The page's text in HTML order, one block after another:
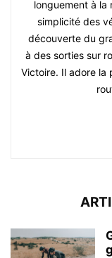
longuement à la
simplicité des
découverte du
à des sorties sur
Victoire. Il adore la